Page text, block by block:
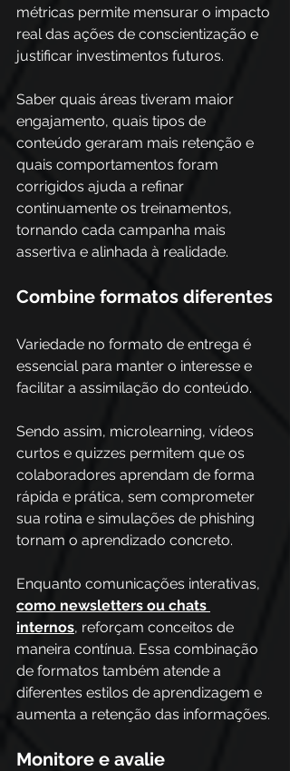
métricas permite mensurar o impacto
real das ações de conscientização e
justificar investimentos futuros.
Saber quais áreas tiveram maior
engajamento, quais tipos de
conteúdo geraram mais retenção e
quais comportamentos foram
corrigidos ajuda a refinar
continuamente os treinamentos,
tornando cada campanha mais
assertiva e alinhada à realidade.
Combine formatos diferentes
Variedade no formato de entrega é
essencial para manter o interesse e
facilitar a assimilação do conteúdo.
Sendo assim, microlearning, vídeos
curtos e quizzes permitem que os
colaboradores aprendam de forma
rápida e prática, sem comprometer
sua rotina e simulações de phishing
tornam o aprendizado concreto.
Enquanto comunicações interativas,
como newsletters ou chats
internos, reforçam conceitos de
maneira contínua. Essa combinação
de formatos também atende a
diferentes estilos de aprendizagem e
aumenta a retenção das informações.
Monitore e avalie